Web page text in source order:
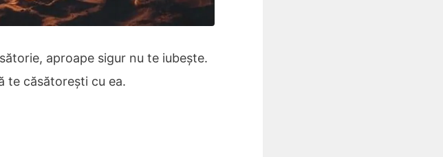
aproape sigur nu te iubește.
te căsătorești cu ea.